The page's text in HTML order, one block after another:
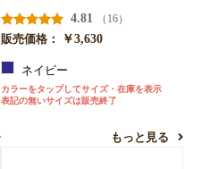
4.81
（16）
販売価格：
￥3,630
ネイビー
カラーをタップしてサイズ・在庫を表示
表記の無いサイズは販売終了
もっと見る